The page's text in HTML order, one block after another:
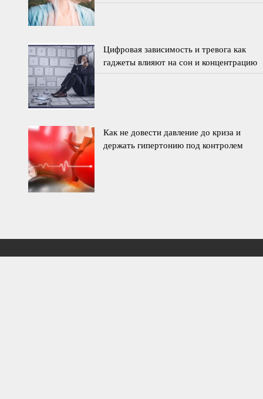
Цифровая зависимость и тревога как
гаджеты влияют на сон и концентрацию
Как не довести давление до криза и
держать гипертонию под контролем